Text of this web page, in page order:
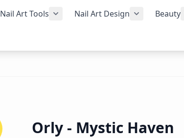
Nail Art Tools
Nail Art Design
Beauty
Orly - Mystic Haven